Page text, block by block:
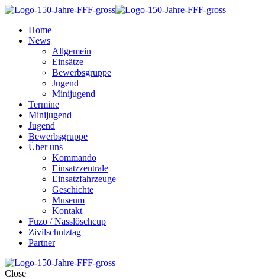
Home
News
Allgemein
Einsätze
Bewerbsgruppe
Jugend
Minijugend
Termine
Minijugend
Jugend
Bewerbsgruppe
Über uns
Kommando
Einsatzzentrale
Einsatzfahrzeuge
Geschichte
Museum
Kontakt
Fuzo / Nasslöschcup
Zivilschutztag
Partner
Close